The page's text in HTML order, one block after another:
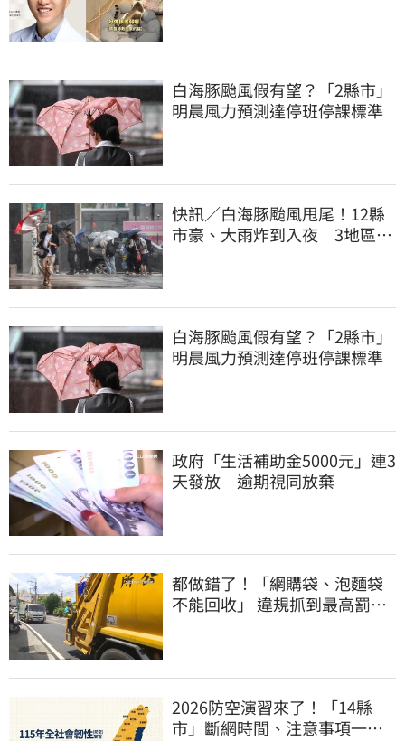
白海豚颱風假有望？「2縣市」
明晨風力預測達停班停課標準
快訊／白海豚颱風甩尾！12縣
市豪、大雨炸到入夜 3地區有
白海豚颱風假有望？「2縣市」
明晨風力預測達停班停課標準
政府「生活補助金5000元」連3
天發放 逾期視同放棄
都做錯了！「網購袋、泡麵袋
不能回收」 違規抓到最高罰
2026防空演習來了！「14縣
市」斷網時間、注意事項一次